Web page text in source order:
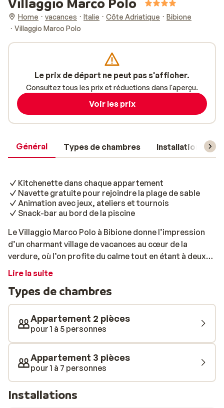
Home vacances Italie Côte Adriatique
Bibione
Villaggio Marco Polo
Général Types de chambres Installations
Kitchenette dans chaque appartement
Navette gratuite pour rejoindre la plage de sable
Animation avec jeux, ateliers et tournois
Snack-bar au bord de la piscine
Le Villaggio Marco Polo à Bibione donne l’impression
d’un charmant village de vacances au cœur de la
verdure, où l’on profite du calme tout en étant à deux
pas de la mer. Grâce à la navette gratuite qui circule
temps la large plage de sable chaud. Vous préférez
marcher? C’est également possible: une courte
promenade vous y conduit facilement. Les
appartements sont décorés dans un style
méditerranéen, aux tons clairs, avec des touches de
bois et une ambiance chaleureuse. Ils sont aménagés
de manière pratique avec une kitchenette privée, idéale
pour préparer facilement de savoureux repas. Chaque
appartement dispose également d’un balcon ou d’une
véranda où l’on peut profiter tranquillement des
Lire la suite
Types de chambres
Appartement 2 pièces
pour 1 à 5 personnes
Appartement 3 pièces
pour 1 à 7 personnes
Installations
Le prix de départ ne peut pas s'afficher.
Consultez tous les prix et réductions dans l'aperçu.
Voir les prix